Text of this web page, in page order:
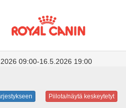
09:00-16.5.2026 19:00
Piilota/näytä keskeytetyt